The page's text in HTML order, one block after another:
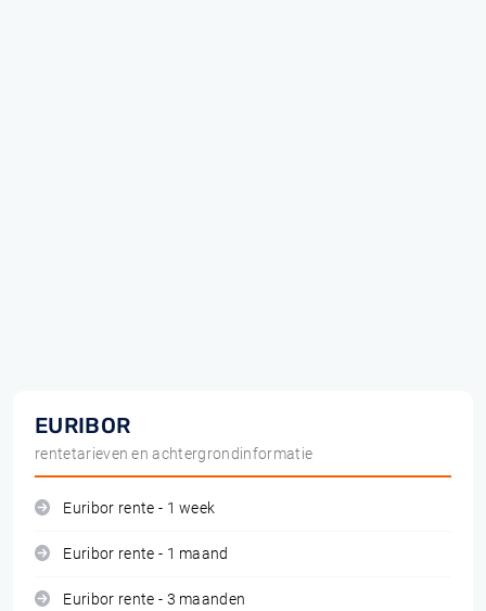
EURIBOR
rentetarieven en achtergrondinformatie
Euribor rente - 1 week
Euribor rente - 1 maand
Euribor rente - 3 maanden